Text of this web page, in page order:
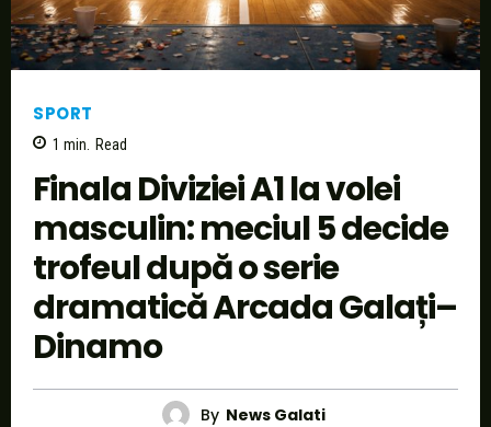
SPORT
1 min. Read
Finala Diviziei A1 la volei
masculin: meciul 5 decide
trofeul după o serie
dramatică Arcada Galați–
Dinamo
By News Galati